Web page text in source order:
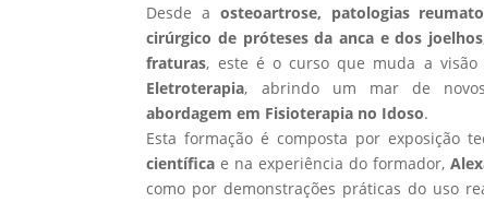
Desde a osteoartrose, patologias
cirúrgico de próteses da anca e dos joelhos
fraturas, este é o curso que muda a
Eletroterapia, abrindo um mar de
abordagem em Fisioterapia no Idoso.
Esta formação é composta por exposição
científica e na experiência do formador,
como por demonstrações práticas do uso